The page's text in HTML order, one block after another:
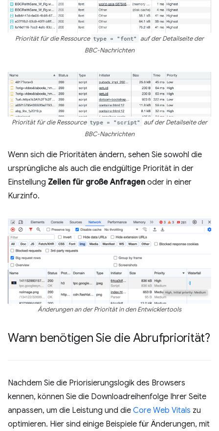
Priorität für die Ressource type = "font"
auf der Detailseite der
BBC-Nachrichten
Priorität für die Ressource type = "script"
auf der Detailseite der
BBC-Nachrichten
Wenn sich die Prioritäten ändern, sehen Sie sowohl die
ursprüngliche als auch die endgültige Priorität in der
Einstellung Zeilen für große Anfragen oder in einer
Kurzinfo.
Änderungen an der Priorität in den Entwicklertools
Wann benötigen Sie die Abrufpriorität?
Nachdem Sie die Priorisierungslogik des Browsers
kennen, können Sie die Downloadreihenfolge Ihrer Seite
anpassen, um die Leistung und die Core Web Vitals zu
optimieren. Hier sind einige Beispiele für Änderungen, mit